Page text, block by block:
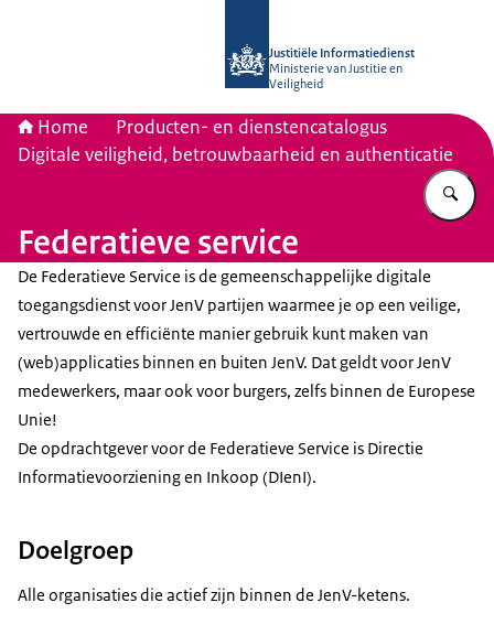
Justitiële Informatiedienst
Ministerie van Justitie en
Veiligheid
Home
Producten- en dienstencatalogus
Digitale veiligheid, betrouwbaarheid en authenticatie
Federatieve service
De Federatieve Service is de gemeenschappelijke digitale
toegangsdienst voor JenV partijen waarmee je op een veilige,
vertrouwde en efficiënte manier gebruik kunt maken van
(web)applicaties binnen en buiten JenV. Dat geldt voor JenV
medewerkers, maar ook voor burgers, zelfs binnen de Europese
Unie!
De opdrachtgever voor de Federatieve Service is Directie
Informatievoorziening en Inkoop (DIenI).
Doelgroep
Alle organisaties die actief zijn binnen de JenV-ketens.